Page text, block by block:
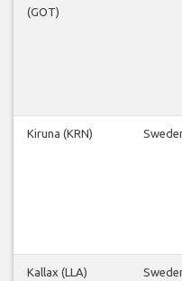
(GOT)
Kiruna (KRN)
Kallax (LLA)